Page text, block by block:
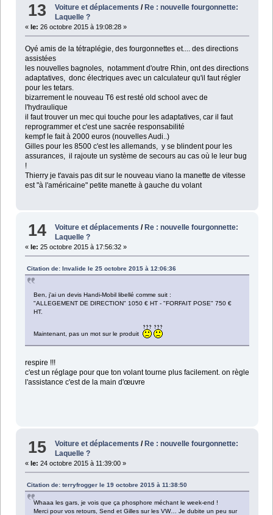
13 Voiture et déplacements /Re : nouvelle fourgonnette:
Laquelle ?
« le: 26 octobre 2015 à 19:08:28 »
Oyé amis de la tétraplégie, des fourgonnettes et.... des directions
assistées
les nouvelles bagnoles, notamment d'outre Rhin, ont des directions
adaptatives, donc électriques avec un calculateur qu'il faut régler
pour les tetars.
bizarrement le nouveau T6 est resté old school avec de
l'hydraulique
il faut trouver un mec qui touche pour les adaptatives, car il faut
reprogrammer et c'est une sacrée responsabilité
kempf le fait à 2000 euros (nouvelles Audi..)
Gilles pour les 8500 c'est les allemands, y se blindent pour les
assurances, il rajoute un système de secours au cas où le leur bug
!
Thierry je t'avais pas dit sur le nouveau viano la manette de vitesse
est "à l'américaine" petite manette à gauche du volant
14 Voiture et déplacements / Re : nouvelle fourgonnette:
Laquelle ?
« le: 25 octobre 2015 à 17:56:32 »
Citation de: Invalide le 25 octobre 2015 à 12:06:36
Ben, j'ai un devis Handi-Mobil libellé comme suit :
"ALLEGEMENT DE DIRECTION" 1050 € HT - "FORFAIT POSE" 750 €
HT.
Maintenant, pas un mot sur le produit
respire !!!
c'est un réglage pour que ton volant tourne plus facilement. on règle
l'assistance c'est de la main d'œuvre
15 Voiture et déplacements / Re : nouvelle fourgonnette:
Laquelle ?
« le: 24 octobre 2015 à 11:39:00 »
Citation de: terryfrogger le 19 octobre 2015 à 11:38:50
Whaaa les gars, je vois que ça phosphore méchant le week-end !
Merci pour vos retours, Send et Gilles sur les VW… Je dubite un peu sur